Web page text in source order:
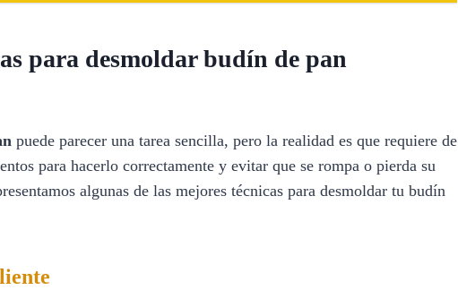
para desmoldar budín de pan
puede parecer una tarea sencilla, pero la realidad es que requiere de
para hacerlo correctamente y evitar que se rompa o pierda su
algunas de las mejores técnicas para desmoldar tu budín